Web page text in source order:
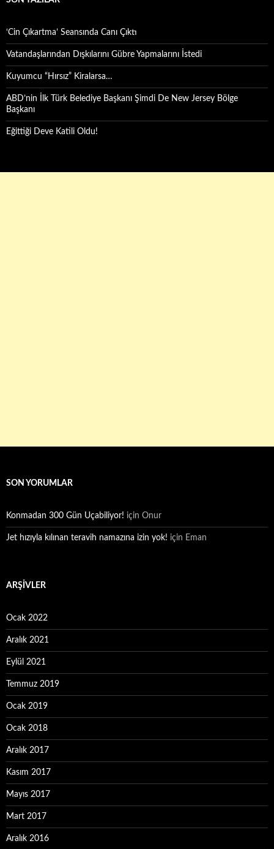
‘Cin Çıkartma’ Seansında Canı Çıktı
Vatandaşlarından Dışkılarını Gübre Yapmalarını İstedi
Kuyumcu “Hırsız” Kiralarsa…
ABD’nin İlk Türk Belediye Başkanı Şimdi De New Jersey Bölge
Başkanı
Eğittiği Deve Katili Oldu!
SON YORUMLAR
Konmadan 300 Gün Uçabiliyor! için Onur
Jet hızıyla kılınan teravih namazına izin yok! için Eman
ARŞIVLER
Ocak 2022
Aralık 2021
Eylül 2021
Temmuz 2019
Ocak 2019
Ocak 2018
Aralık 2017
Kasım 2017
Mayıs 2017
Mart 2017
Aralık 2016